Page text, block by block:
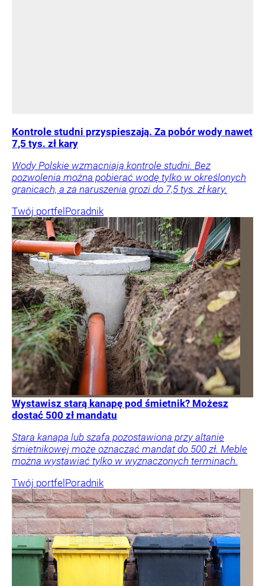
Kontrole studni przyspieszają. Za pobór wody nawet
7,5 tys. zł kary
Wody Polskie wzmacniają kontrole studni. Bez
pozwolenia można pobierać wodę tylko w określonych
granicach, a za naruszenia grozi do 7,5 tys. zł kary.
Twój portfelPoradnik
Wystawisz starą kanapę pod śmietnik? Możesz
dostać 500 zł mandatu
Stara kanapa lub szafa pozostawiona przy altanie
śmietnikowej może oznaczać mandat do 500 zł. Meble
można wystawiać tylko w wyznaczonych terminach.
Twój portfelPoradnik